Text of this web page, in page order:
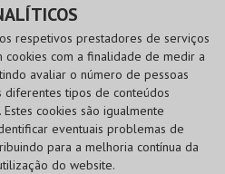
respetivos prestadores de serviços
cookies com a finalidade de medir a
avaliar o número de pessoas
diferentes tipos de conteúdos
cookies são igualmente
eventuais problemas de
para a melhoria contínua da
do website.